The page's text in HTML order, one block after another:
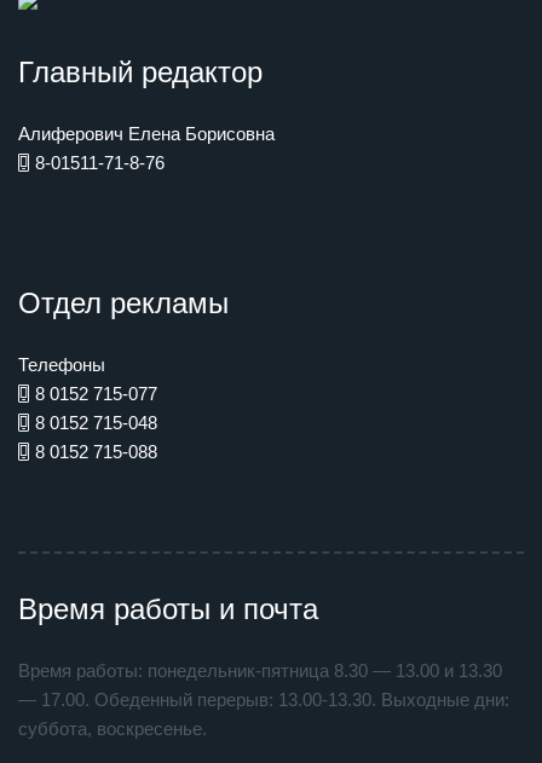
Главный редактор
Алиферович Елена Борисовна
8-01511-71-8-76
Отдел рекламы
Телефоны
8 0152 715-077
8 0152 715-048
8 0152 715-088
Время работы и почта
Время работы: понедельник-пятница 8.30 — 13.00 и 13.30
— 17.00. Обеденный перерыв: 13.00-13.30. Выходные дни:
суббота, воскресенье.